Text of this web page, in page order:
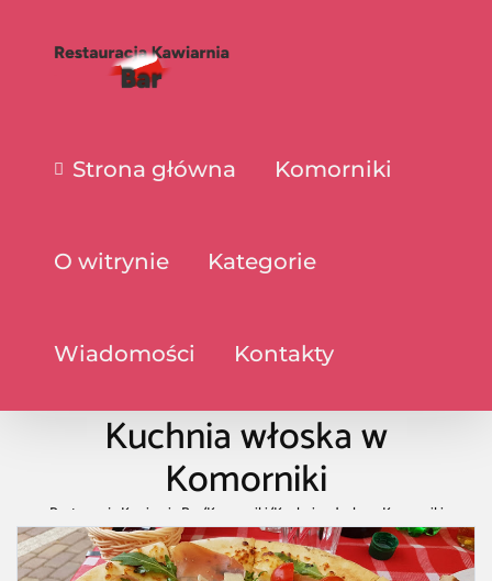
Strona główna Komorniki
O witrynie Kategorie
Wiadomości Kontakty
Kuchnia włoska w
Komorniki
Restauracja Kawiarnia Bar /Komorniki/Kuchnia włoska w Komorniki